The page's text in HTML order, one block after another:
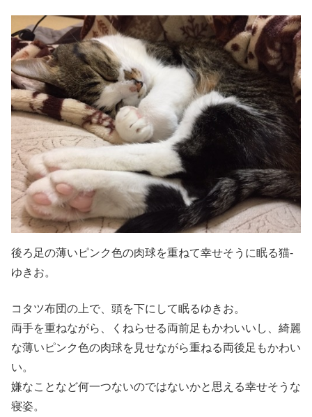
後ろ足の薄いピンク色の肉球を重ねて幸せそうに眠る猫-
ゆきお。
コタツ布団の上で、頭を下にして眠るゆきお。
両手を重ねながら、くねらせる両前足もかわいいし、綺麗
な薄いピンク色の肉球を見せながら重ねる両後足もかわい
い。
嫌なことなど何一つないのではないかと思える幸せそうな
寝姿。